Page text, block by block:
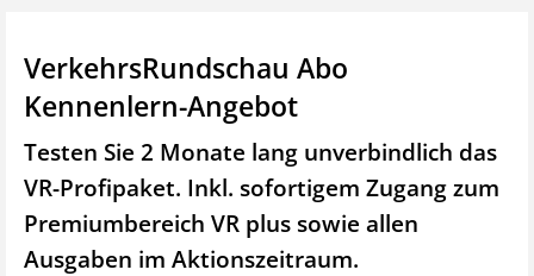
VerkehrsRundschau Abo
Kennenlern-Angebot
Testen Sie 2 Monate lang unverbindlich das
VR-Profipaket. Inkl. sofortigem Zugang zum
Premiumbereich VR plus sowie allen
Ausgaben im Aktionszeitraum.